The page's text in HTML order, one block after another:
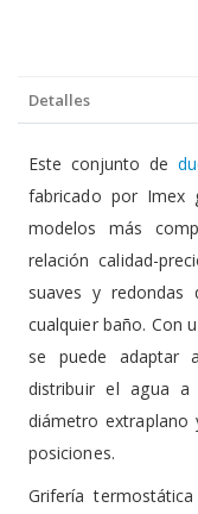
Detalles
Este conjunto de
fabricado por Imex
modelos más
relación calidad-
suaves y redondas
cualquier baño. Con
se puede adaptar
distribuir el agua
diámetro extraplano
posiciones.
Grifería